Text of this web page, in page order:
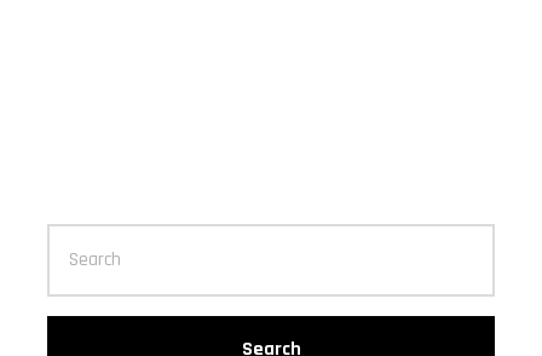
Search